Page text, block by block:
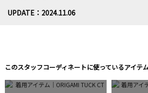
UPDATE：2024.11.06
このスタッフコーディネートに使っているアイテ